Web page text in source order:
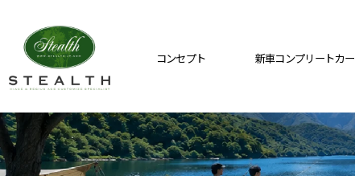
コンセプト 新車コンプリートカー